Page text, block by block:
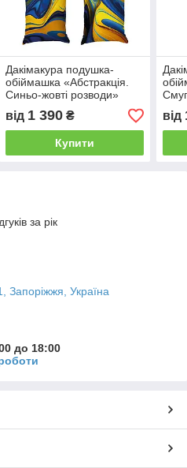
Дакімакура подушка-
обіймашка «Абстракція.
Синьо-жовті розводи»
від 1 390₴
Купити
від
за рік
Запоріжжя, Україна
до 18:00